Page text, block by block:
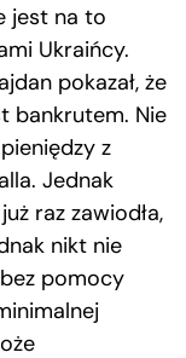
jest na to
Ukraińcy.
pokazał, że
bankrutem. Nie
z
Jednak
raz zawiodła,
nikt nie
pomocy